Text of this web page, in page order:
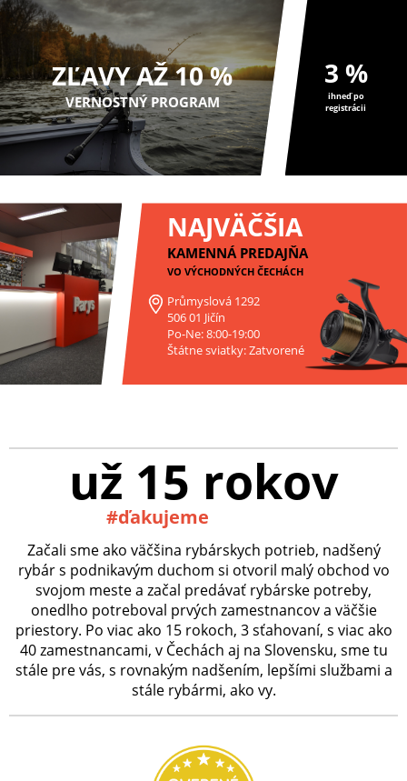
ZĽAVY AŽ 10 %
VERNOSTNÝ PROGRAM
3 %
ihneď po
registrácii
NAJVÄČŠIA
KAMENNÁ PREDAJŇA
VO VÝCHODNÝCH ČECHÁCH
Průmyslová 1292
506 01 Jičín
Po-Ne: 8:00-19:00
Štátne sviatky: Zatvorené
už 15 rokov
#ďakujeme
Začali sme ako väčšina rybárskych potrieb, nadšený
rybár s podnikavým duchom si otvoril malý obchod vo
svojom meste a začal predávať rybárske potreby,
onedlho potreboval prvých zamestnancov a väčšie
priestory. Po viac ako 15 rokoch, 3 sťahovaní, s viac ako
40 zamestnancami, v Čechách aj na Slovensku, sme tu
stále pre vás, s rovnakým nadšením, lepšími službami a
stále rybármi, ako vy.